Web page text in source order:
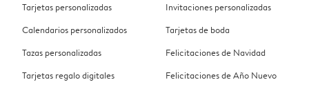
Tarjetas personalizadas
Calendarios personalizados
Tazas personalizadas
Tarjetas regalo digitales
Invitaciones personalizadas
Tarjetas de boda
Felicitaciones de Navidad
Felicitaciones de Año Nuevo